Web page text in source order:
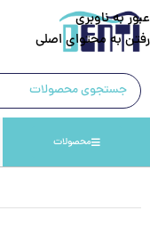
عبور به ناوبری
رفتن به محتوای اصلی
محصولات